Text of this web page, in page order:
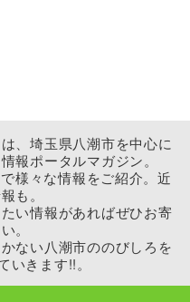
、埼玉県八潮市を中心に
報ポータルマガジン。
様々な情報をご紹介。近
も。
い情報があればぜひお寄
。
ない八潮市ののびしろを
いきます!!。